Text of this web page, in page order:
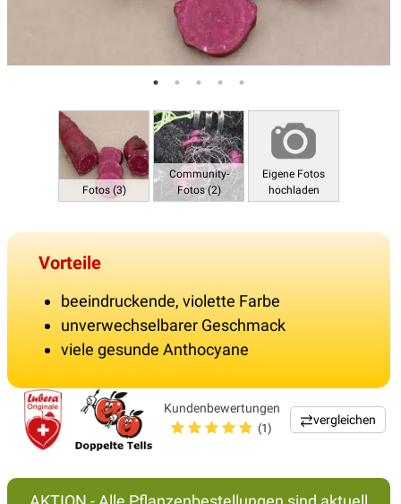
Fotos (3)
Community-
Fotos (2)
Eigene Fotos
hochladen
Vorteile
beeindruckende, violette Farbe
unverwechselbarer Geschmack
viele gesunde Anthocyane
Kundenbewertungen
(1)
vergleichen